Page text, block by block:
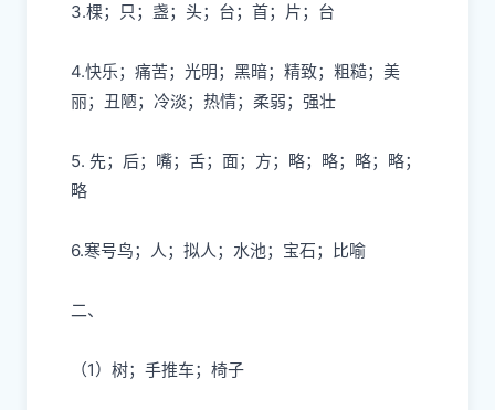
3.棵；只；盏；头；台；首；片；台
4.快乐；痛苦；光明；黑暗；精致；粗糙；美
丽；丑陋；冷淡；热情；柔弱；强壮
5. 先；后；嘴；舌；面；方；略；略；略；略；
略
6.寒号鸟；人；拟人；水池；宝石；比喻
二、
（1）树；手推车；椅子